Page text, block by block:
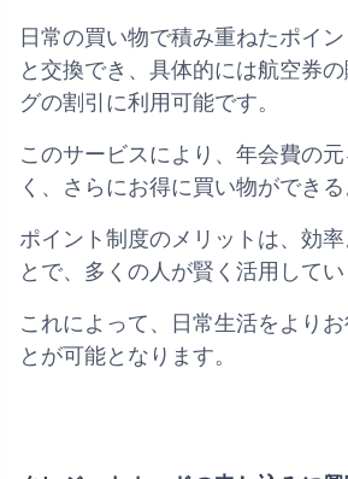
日常の買い物で積み重ねたポイ
と交換でき、具体的には航空券
グの割引に利用可能です。
このサービスにより、年会費の
く、さらにお得に買い物ができる
ポイント制度のメリットは、効
とで、多くの人が賢く活用してい
これによって、日常生活をより
とが可能となります。